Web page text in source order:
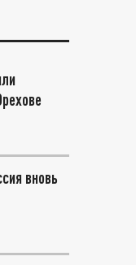
вновь